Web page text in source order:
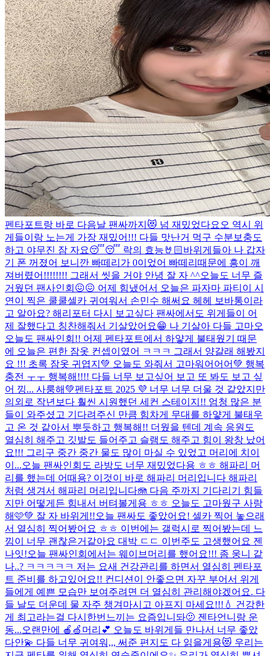
펜타포트랑 바로 다음날 팬싸까지😻 넘 재밌었다요오 역시 위
게들이랑 노는게 가장 재밌어!!! 다들 맛난거 먹구 수분보충도
하고 야무진 잠 자요😴😴 락의 효능🤘🏻바위게들아 나 갑자
기 폰 꺼졌어 보니깐 빠떼리가 0이었어 빠떼리때문에 흥이 깨
져버렸어!!!!!!!! 그래서 씻을 거야 안녕 잘 자 ^^오늘도 너무 즐
거웠던 팬사인회😖😖 어제 힘냈어서 오늘은 파자마 파티이 시
연이 찍은 쿨쿨셀카 귀여워서 손민수 해써요 헤헤 보바통이라
고 알아요? 해리포터 다시 보고싶다 팬싸에서도 위게들이 어
제 잘했다고 칭찬해줘서 기살았어요😁 나 기살아 다들 고마오
오늘도 팬싸인회!! 어제 펜타포트에서 하얗게 불태웠기 때문
에 오늘은 편한 잠옷 컨셉이였어 ㅋㅋㅋ 그래서 양갈래 해봤지
요 !!! 초록 잠옷 귀엽지💚 오늘도 와줘서 고마워어어어💚 행복
충전 ㅜㅜ 행복해!!!! 다들 너무 보고싶어 보고 또 봐도 보고 싶
어 낑... 사룽해💚펜타포트 2025 💜 너무 너무 더울 것 같았지만
의외로 작년보다 훨씬 시원했던 세컨 스테이지!! 엄청 많은 분
들이 와주셨고 기다려주신 만큼 힘차게 무대를 하얗게 불태우
고 온 것 같아서 뿌듯하고 행복해!! 더웠을 텐데 계속 응원도
열심히 해주고 깃발도 들어주고 슬램도 해주고 힘이 왕창 났어
요!!! 그리구 중간 중간 물도 많이 마실 수 있었고 머리에 치이
이...오늘 팬싸인회도 라방도 너무 재밌었다용 ㅎㅎ 해파리 머
리를 했는데 어때용? 이것이 바로 해파리 머리입니다 해파리
처럼 생겨서 해파리 머리입니다🪼 다음 주까지 기다리기 힘들
지만 어떻게든 힘내서 버텨볼게용 ㅎㅎ 오늘도 고마웠구 사랑
해🩷💚 잘 자 바위게!!오늘 팬싸도 좋았어요! 셀카 찍어 놓으래
서 열심히 찍어봤어요 ㅎㅎ 이번에는 갤럭시로 찍어봤는데 느
낌이 너무 괜찮은거같아요 대박 ㄷㄷ 이번주도 고생했어요 젠
나잇!오늘 팬싸인회에서는 웨이브머리를 했어요!!! 좀 웅니 같
나..? ㅋㅋㅋㅋㅋ 저는 요새 건강관리를 하면서 열심히 펜타포
트 준비를 하고있어요!! 컨디션이 안좋으면 자꾸 부어서 위게
들에게 예쁜 모습만 보여주려면 더 열심히 관리해야겠어요. 다
들 날도 더운데 물 자주 챙겨마시고 아프지 마세요!!!💧 건강한
게 최고라는걸 다시한번느끼는 요즘입니돠🫤 젠타언니랑 운
동...오랜만에 🍎🍏머리💕 오늘도 바위게들 만나서 너무 좋았
다안💫 다들 너무 귀여워,,, 써준 편지도 다 읽을게용😻 우리는